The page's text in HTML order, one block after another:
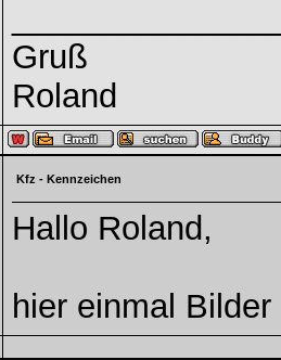
Gruß
Roland
Kfz - Kennzeichen
Hallo Roland,
hier einmal